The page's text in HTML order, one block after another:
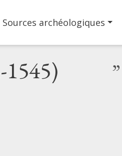
Sources archéologiques
1545) ”